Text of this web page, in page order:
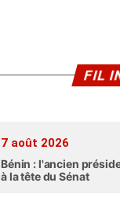
FIL
7 août 2026
Bénin : l'ancien
à la tête du Sénat